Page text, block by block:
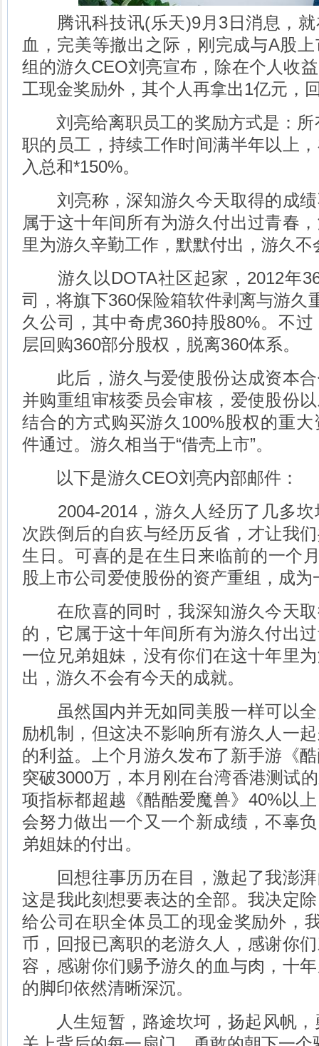
腾讯科技讯(乐天)9月3日消息，就
血，完美等撤出之际，刚完成与A股
组的游久CEO刘亮宣布，除在个人收
工现金奖励外，其个人再拿出1亿元，
刘亮给离职员工的奖励方式是：所
职的员工，持续工作时间满半年以上
入总和*150%。
刘亮称，深知游久今天取得的成绩
属于这十年间所有为游久付出过青春
里为游久辛勤工作，默默付出，游久
游久以DOTA社区起家，2012年
司，将旗下360保险箱软件剥离与游久
久公司，其中奇虎360持股80%。不
层回购360部分股权，脱离360体系。
此后，游久与爱使股份达成资本合
并购重组审核委员会审核，爱使股份
结合的方式购买游久100%股权的重
件通过。游久相当于“借壳上市”。
以下是游久CEO刘亮内部邮件：
2004-2014，游久人经历了几多坎
次跌倒后的自疚与经历反省，才让我
生日。可喜的是在生日来临前的一个
股上市公司爱使股份的资产重组，成
在欣喜的同时，我深知游久今天取
的，它属于这十年间所有为游久付出
一位兄弟姐妹，没有你们在这十年里
出，游久不会有今天的成就。
虽然国内并无如同美股一样可以全
励机制，但这决不影响所有游久人一
的利益。上个月游久发布了新手游《
突破3000万，本月刚在台湾香港测试
项指标都超越《酷酷爱魔兽》40%以
会努力做出一个又一个新成绩，不辜
弟姐妹的付出。
回想往事历历在目，激起了我澎湃
这是我此刻想要表达的全部。我决定
给公司在职全体员工的现金奖励外，
币，回报已离职的老游久人，感谢你
容，感谢你们赐予游久的血与肉，十
的脚印依然清晰深沉。
人生短暂，路途坎坷，扬起风帆，